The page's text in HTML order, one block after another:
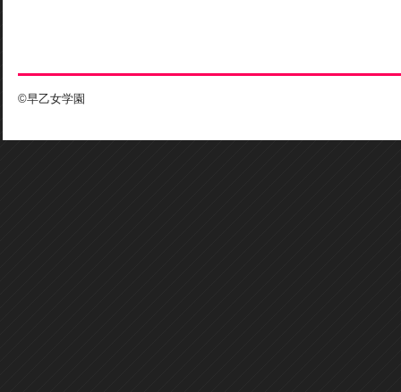
©早乙女学園